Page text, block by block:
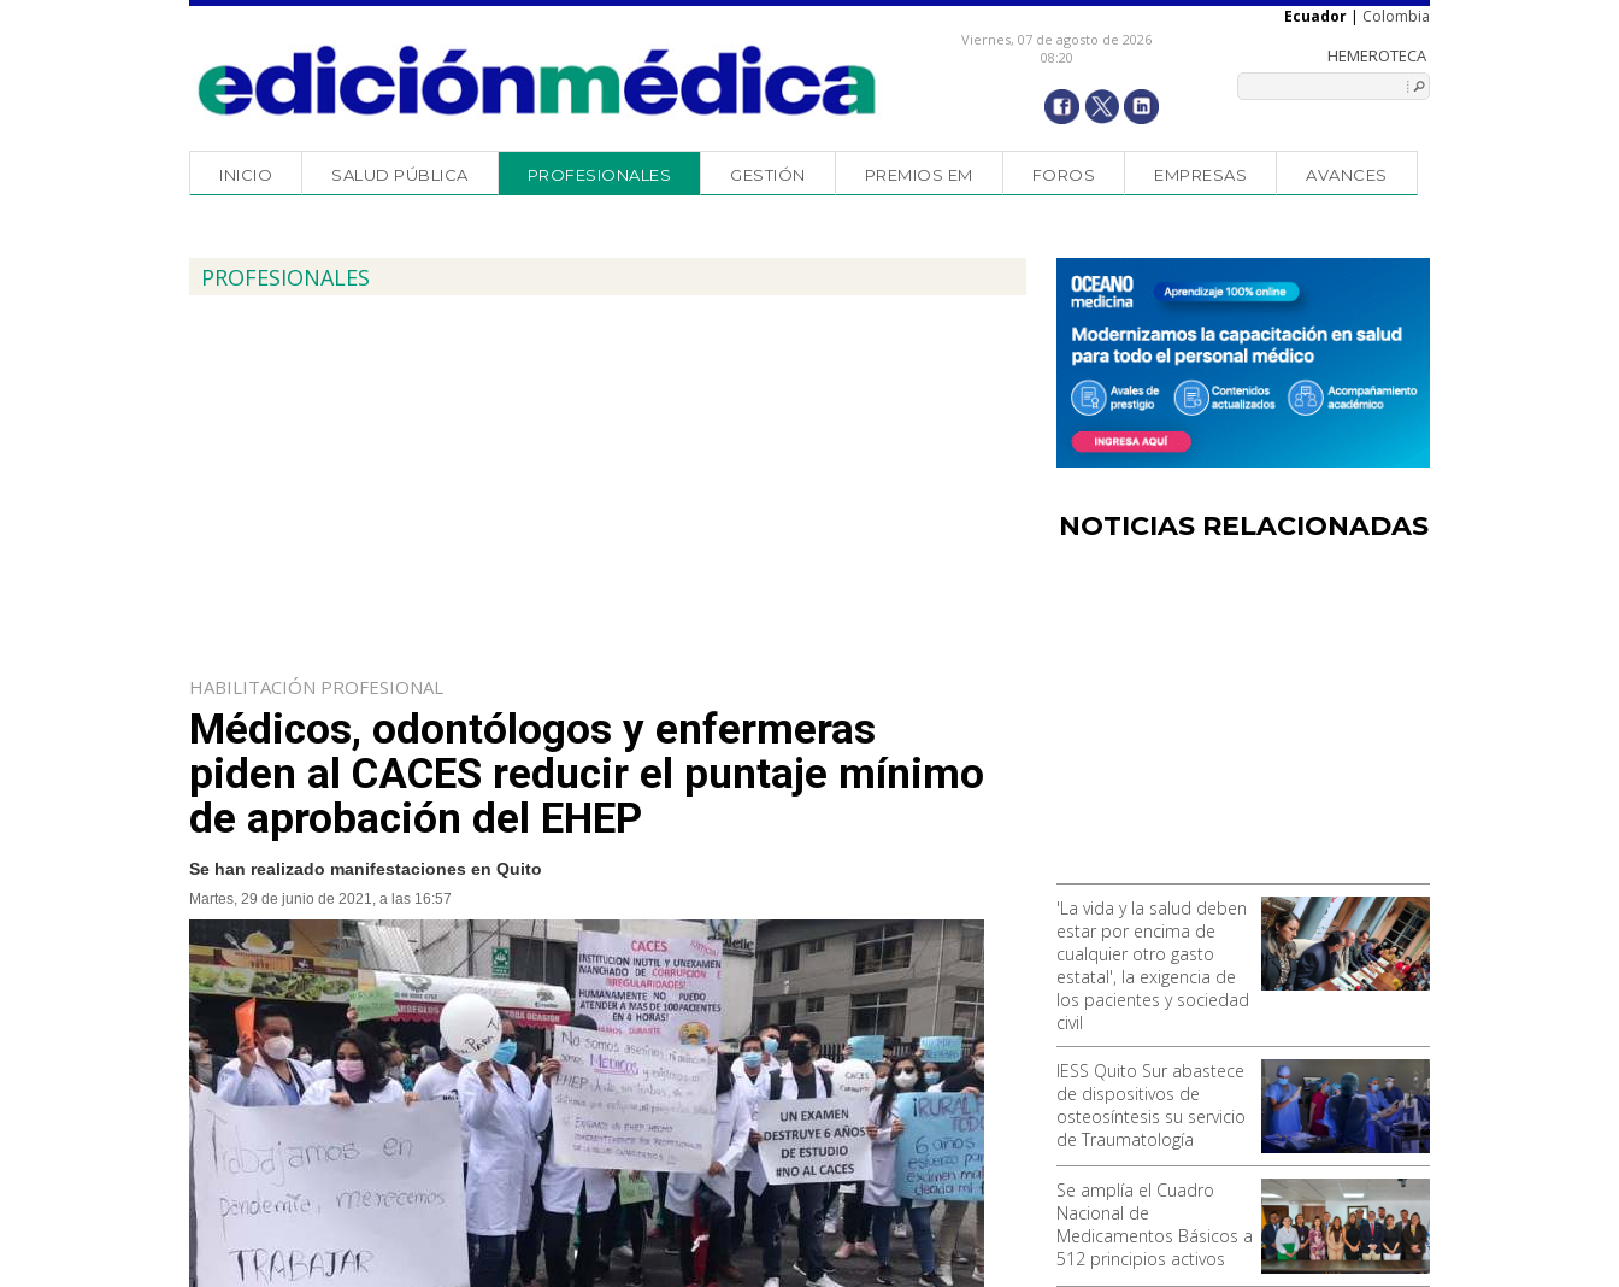
Viernes, 07 de agosto de 2026
08:20
Ecuador | Colombia
INICIO SALUD PÚBLICA PROFESIONALES GESTIÓN PREMIOS EM FOROS EMPRESAS AVANCES
NOTICIAS RELACIONADAS
'La vida y la salud deben
estar por encima de
cualquier otro gasto
estatal', la exigencia de
los pacientes y sociedad
civil
IESS Quito Sur abastece
de dispositivos de
osteosíntesis su servicio
de Traumatología
Se amplía el Cuadro
Nacional de
Medicamentos Básicos a
512 principios activos
PROFESIONALES
HABILITACIÓN PROFESIONAL
Médicos, odontólogos y enfermeras
piden al CACES reducir el puntaje mínimo
de aprobación del EHEP
Se han realizado manifestaciones en Quito
Martes, 29 de junio de 2021, a las 16:57